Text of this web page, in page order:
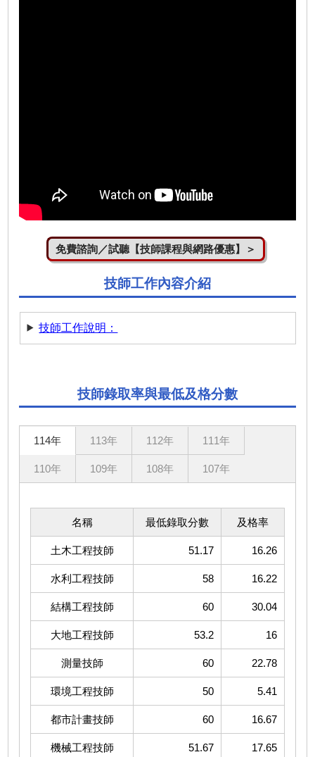
免費諮詢／試聽【技師課程與網路優惠】＞
技師工作內容介紹
技師工作說明：
技師錄取率與最低及格分數
114年 113年 112年 111年
110年 109年 108年 107年
名稱 最低錄取分數 及格率
土木工程技師 51.17 16.26
水利工程技師 58 16.22
結構工程技師 60 30.04
大地工程技師 53.2 16
測量技師 60 22.78
環境工程技師 50 5.41
都市計畫技師 60 16.67
機械工程技師 51.67 17.65